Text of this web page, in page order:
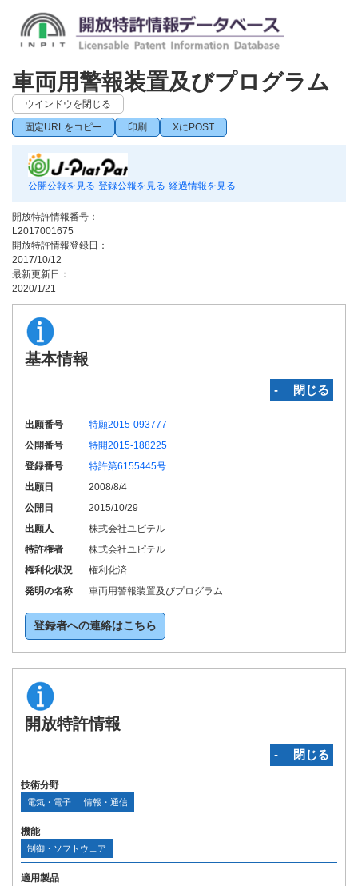
車両用警報装置及びプログラム
ウインドウを閉じる
固定URLをコピー 印刷 XにPOST
公開公報を見る 登録公報を見る 経過情報を見る
開放特許情報番号：
L2017001675
開放特許情報登録日：
2017/10/12
最新更新日：
2020/1/21
基本情報
‐ 閉じる
出願番号
特願2015-093777
公開番号
特開2015-188225
登録番号
特許第6155445号
出願日
2008/8/4
公開日
2015/10/29
出願人
株式会社ユピテル
特許権者
株式会社ユピテル
権利化状況
権利化済
発明の名称
車両用警報装置及びプログラム
登録者への連絡はこちら
開放特許情報
‐ 閉じる
技術分野
電気・電子 情報・通信
機能
制御・ソフトウェア
適用製品